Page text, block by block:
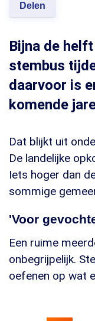
Delen
Bijna de
stembus
daarvoor is
komende
Dat blijkt uit
De landelijke
Iets hoger dan
sommige
'Voor
Een ruime
onbegrijpelijk.
oefenen op wat